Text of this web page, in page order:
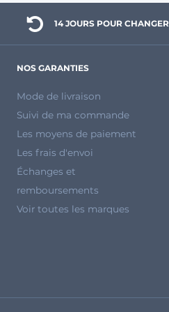
14 JOURS POUR
NOS GARANTIES
Mode de livraison
Suivi de ma commande
Les moyens de paiement
Les frais d'envoi
Échanges et
remboursements
Voir toutes les marques